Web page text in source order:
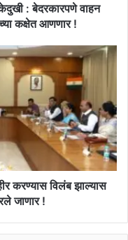
: बेदरकारपणे वाहन
कक्षेत आणणार !
करण्यास विलंब झाल्यास
जाणार !